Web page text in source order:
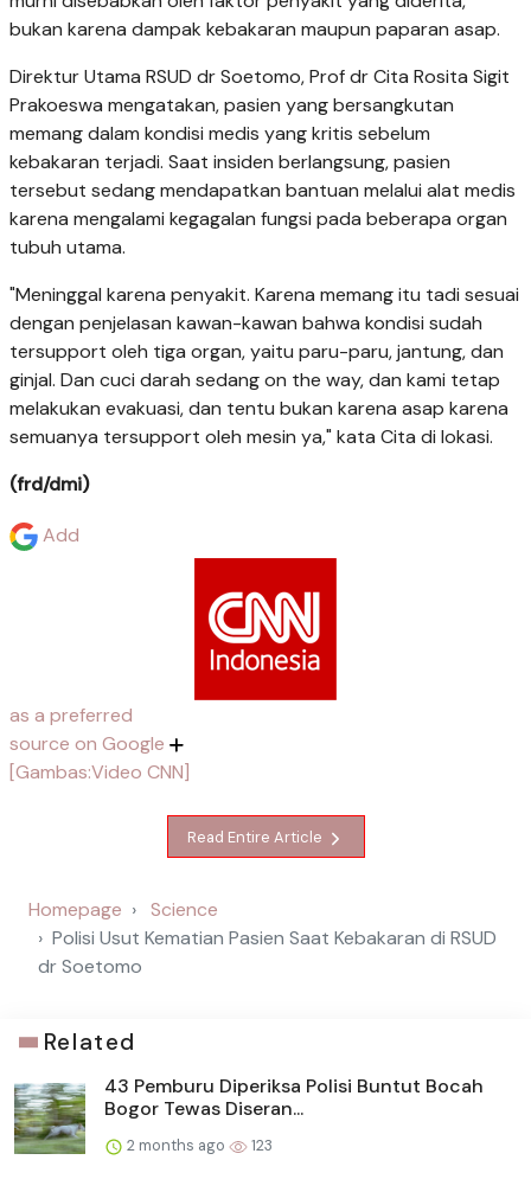
bukan karena dampak kebakaran maupun paparan asap.
Direktur Utama RSUD dr Soetomo, Prof dr Cita Rosita Sigit
Prakoeswa mengatakan, pasien yang bersangkutan
memang dalam kondisi medis yang kritis sebelum
kebakaran terjadi. Saat insiden berlangsung, pasien
tersebut sedang mendapatkan bantuan melalui alat medis
karena mengalami kegagalan fungsi pada beberapa organ
tubuh utama.
"Meninggal karena penyakit. Karena memang itu tadi sesuai
dengan penjelasan kawan-kawan bahwa kondisi sudah
tersupport oleh tiga organ, yaitu paru-paru, jantung, dan
ginjal. Dan cuci darah sedang on the way, dan kami tetap
melakukan evakuasi, dan tentu bukan karena asap karena
semuanya tersupport oleh mesin ya," kata Cita di lokasi.
(frd/dmi)
Add
as a preferred
source on Google
[Gambas:Video CNN]
Read Entire Article
Homepage
Science
Polisi Usut Kematian Pasien Saat Kebakaran di RSUD
dr Soetomo
Related
43 Pemburu Diperiksa Polisi Buntut Bocah
Bogor Tewas Diseran...
2 months ago 123